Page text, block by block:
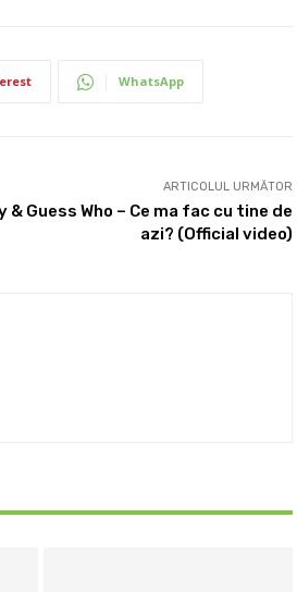
WhatsApp
ARTICOLUL URMĂTOR
& Guess Who – Ce ma fac cu tine de
azi? (Official video)